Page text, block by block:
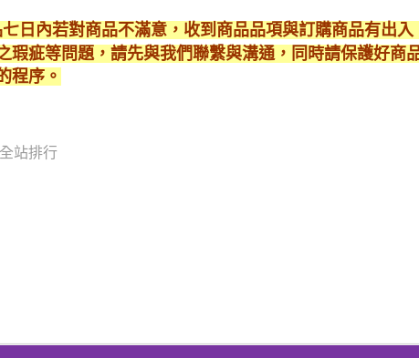
日內若對商品不滿意，收到商品品項與訂購商品有出
瑕疵等問題，請先與我們聯繫與溝通，同時請保護好商
程序。
全站排行